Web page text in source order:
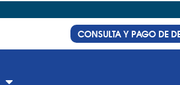
CONSULTA Y PAGO DE